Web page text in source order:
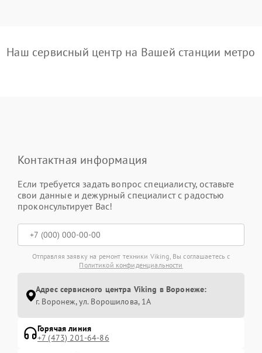
Наш сервисный центр на Вашей станции метро
Контактная информация
Если требуется задать вопрос специалисту, оставьте
свои данные и дежурный специалист с радостью
проконсультирует Вас!
Отправляя заявку на ремонт техники Viking, Вы соглашаетесь с
Политикой конфиденциальности
Адрес сервисного центра Viking в Воронеже:
г. Воронеж, ул. Ворошилова, 1А
Горячая линия
+7 (473) 201-64-86